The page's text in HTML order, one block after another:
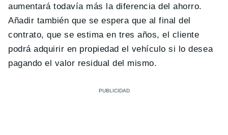
aumentará todavía más la diferencia del ahorro.
Añadir también que se espera que al final del
contrato, que se estima en tres años, el cliente
podrá adquirir en propiedad el vehículo si lo desea
pagando el valor residual del mismo.